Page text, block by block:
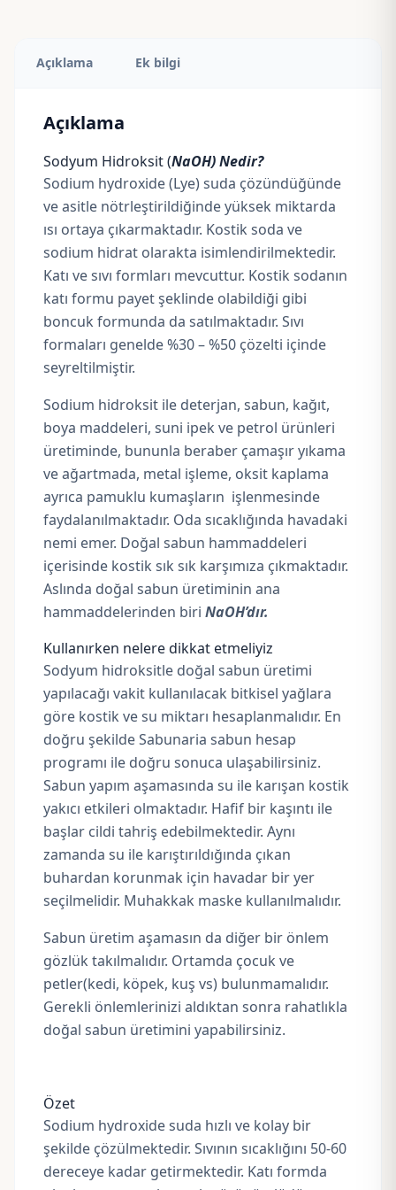
Açıklama Ek bilgi
Açıklama
Sodyum Hidroksit (NaOH) Nedir?
Sodium hydroxide (Lye) suda çözündüğünde
ve asitle nötrleştirildiğinde yüksek miktarda
ısı ortaya çıkarmaktadır. Kostik soda ve
sodium hidrat olarakta isimlendirilmektedir.
Katı ve sıvı formları mevcuttur. Kostik sodanın
katı formu payet şeklinde olabildiği gibi
boncuk formunda da satılmaktadır. Sıvı
formaları genelde %30 – %50 çözelti içinde
seyreltilmiştir.
Sodium hidroksit ile deterjan, sabun, kağıt,
boya maddeleri, suni ipek ve petrol ürünleri
üretiminde, bununla beraber çamaşır yıkama
ve ağartmada, metal işleme, oksit kaplama
ayrıca pamuklu kumaşların işlenmesinde
faydalanılmaktadır. Oda sıcaklığında havadaki
nemi emer. Doğal sabun hammaddeleri
içerisinde kostik sık sık karşımıza çıkmaktadır.
Aslında doğal sabun üretiminin ana
hammaddelerinden biri NaOH’dır.
Kullanırken nelere dikkat etmeliyiz
Sodyum hidroksitle doğal sabun üretimi
yapılacağı vakit kullanılacak bitkisel yağlara
göre kostik ve su miktarı hesaplanmalıdır. En
doğru şekildeSabunaria sabun hesap
programı ile doğru sonuca ulaşabilirsiniz.
Sabun yapım aşamasında su ile karışan kostik
yakıcı etkileri olmaktadır. Hafif bir kaşıntı ile
başlar cildi tahriş edebilmektedir. Aynı
zamanda su ile karıştırıldığında çıkan
buhardan korunmak için havadar bir yer
seçilmelidir. Muhakkak maske kullanılmalıdır.
Sabun üretim aşamasın da diğer bir önlem
gözlük takılmalıdır. Ortamda çocuk ve
petler(kedi, köpek, kuş vs) bulunmamalıdır.
Gerekli önlemlerinizi aldıktan sonra rahatlıkla
doğal sabun üretimini yapabilirsiniz.
Özet
Sodium hydroxide suda hızlı ve kolay bir
şekilde çözülmektedir. Sıvının sıcaklığını 50-60
dereceye kadar getirmektedir. Katı formda